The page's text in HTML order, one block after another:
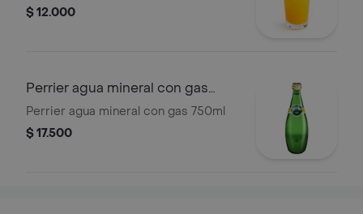
$ 12.000
Perrier agua mineral con gas
750ml
Perrier agua mineral con gas 750ml
$ 17.500